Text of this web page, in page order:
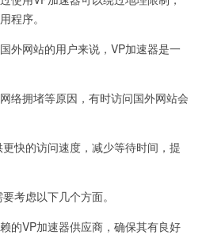
程序。
网站的用户来说，VP加速器是一
拥堵等原因，有时访问国外网站会
快的访问速度，减少等待时间，提
虑以下几个方面。
VP加速器供应商，确保其有良好